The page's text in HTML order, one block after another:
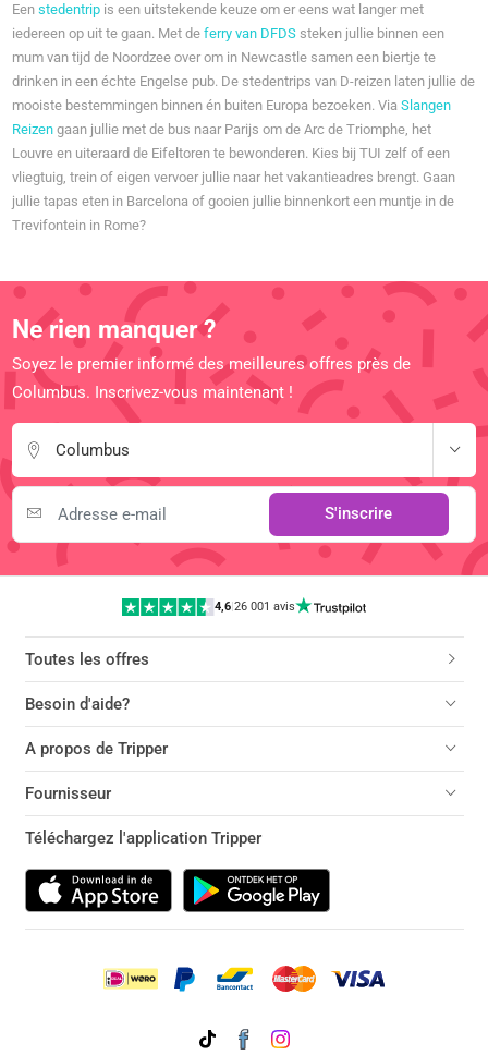
Eenstedentrip is een uitstekende keuze om er eens wat langer met
iedereen op uit te gaan. Met deferry van DFDS steken jullie binnen een
mum van tijd de Noordzee over om in Newcastle samen een biertje te
drinken in een échte Engelse pub. De stedentrips van D-reizen laten jullie de
mooiste bestemmingen binnen én buiten Europa bezoeken. ViaSlangen
Reizen gaan jullie met de bus naar Parijs om de Arc de Triomphe, het
Louvre en uiteraard de Eifeltoren te bewonderen. Kies bij TUI zelf of een
vliegtuig, trein of eigen vervoer jullie naar het vakantieadres brengt. Gaan
jullie tapas eten in Barcelona of gooien jullie binnenkort een muntje in de
Trevifontein in Rome?
Ne rien manquer ?
Soyez le premier informé des meilleures offres près de
Columbus. Inscrivez-vous maintenant !
Columbus
S'inscrire
4,6 |26 001 avis
Toutes les offres
Besoin d'aide?
A propos de Tripper
Fournisseur
Téléchargez l'application Tripper